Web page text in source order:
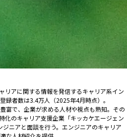
リアに関する情報を発信するキャリア系イン
録者数は3.4万人（2025年4月時点）。
富で、企業が求める人材や視点も熟知。その
化のキャリア支援企業「キッカケエージェン
ニアと面談を行う。エンジニアのキャリア